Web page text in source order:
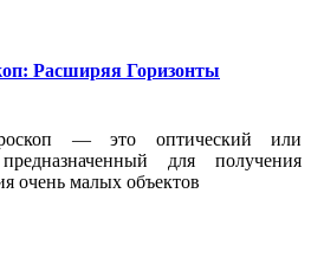
Расширяя Горизонты
— это оптический или
для получения
очень малых объектов